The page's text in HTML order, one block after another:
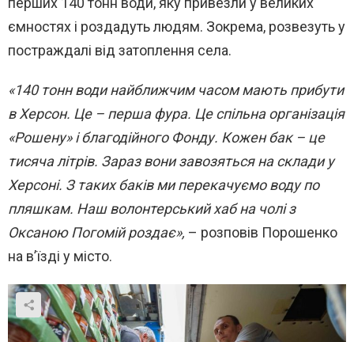
ємностях і роздадуть людям. Зокрема, розвезуть у
постраждалі від затоплення села.
«140 тонн води найближчим часом мають прибути
в Херсон. Це – перша фура. Це спільна організація
«Рошену» і благодійного Фонду. Кожен бак – це
тисяча літрів. Зараз вони завозяться на склади у
Херсоні. З таких баків ми перекачуємо воду по
пляшкам. Наш волонтерський хаб на чолі з
Оксаною Погомій роздає», – розповів Порошенко
на в’їзді у місто.